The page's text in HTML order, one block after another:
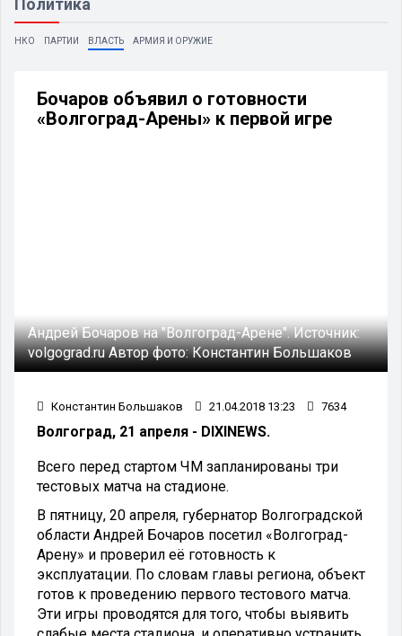
Политика
НКО ПАРТИИ ВЛАСТЬ АРМИЯ И ОРУЖИЕ
Бочаров объявил о готовности
«Волгоград-Арены» к первой игре
Андрей Бочаров на "Волгоград-Арене".Источник:
volgograd.ruАвтор фото:Константин Большаков
Константин Большаков 21.04.2018 13:23 7634
Волгоград, 21 апреля - DIXINEWS.
Всего перед стартом ЧМ запланированы три
тестовых матча на стадионе.
В пятницу, 20 апреля, губернатор Волгоградской
области Андрей Бочаров посетил «Волгоград-
Арену» и проверил её готовность к
эксплуатации. По словам главы региона, объект
готов к проведению первого тестового матча.
Эти игры проводятся для того, чтобы выявить